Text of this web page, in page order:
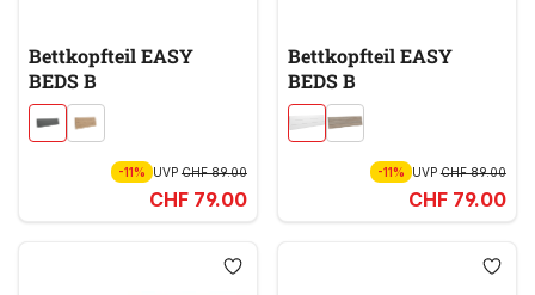
Bettkopfteil EASY
BEDS B
-11% UVP CHF 89.00
CHF 79.00
Bettkopfteil EASY
BEDS B
-11% UVPCHF 89.00
CHF 79.00